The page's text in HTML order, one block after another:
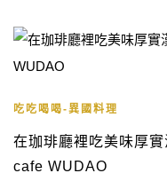
吃吃喝喝-異國料理
在珈琲廳裡吃美味厚
cafe WUDAO